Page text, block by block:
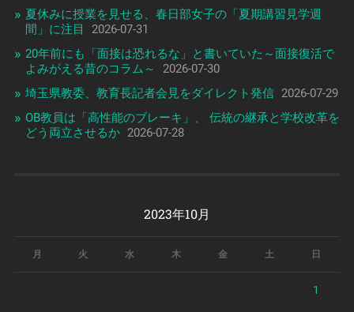
夏休みに授業を見せる、春日部女子の「夏期講習見学週
間」に注目
2026-07-31
20年前にも「面接は恐れるな」と書いていた～面接復活で
よみがえる昔のコラム～
2026-07-30
埼玉県教委、教育長記者会見をダイレクト発信 2026-07-29
OB教員は「高性能のブレーキ」、 伝統の継承と学校改革を
どう両立させるか 2026-07-28
2023年10月
月 火 水 木 金 土 日
1